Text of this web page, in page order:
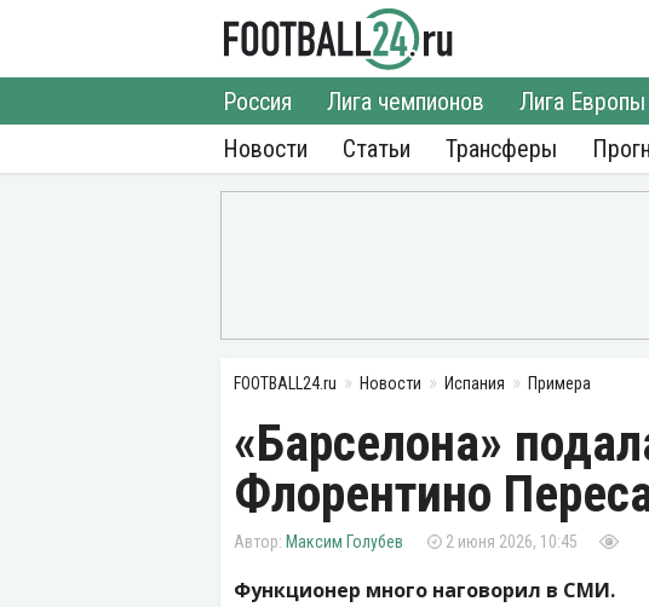
Новости
Россия Лига чемпионов Лига Европы
Статьи
Трансферы
FOOTBALL24.ru Новости Испания Примера
«Барселона»
Флорентино
Максим Голубев 2 июня 2026, 10:45
Функционер много наговорил в СМИ.